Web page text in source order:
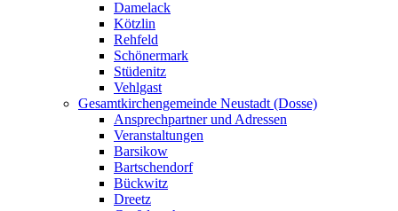
Damelack
Kötzlin
Rehfeld
Schönermark
Stüdenitz
Vehlgast
Gesamtkirchengemeinde Neustadt (Dosse)
Ansprechpartner und Adressen
Veranstaltungen
Barsikow
Bartschendorf
Bückwitz
Dreetz